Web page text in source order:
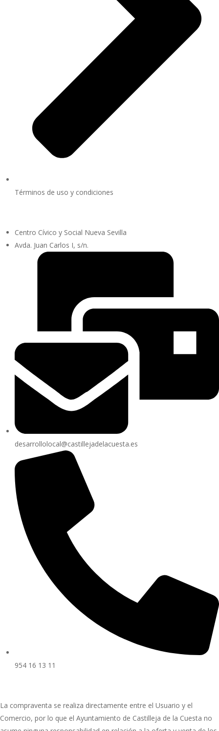
Términos de uso y condiciones
Centro Cívico y Social Nueva Sevilla
Avda. Juan Carlos I, s/n.
desarrollolocal@castillejadelacuesta.es
954 16 13 11
La compraventa se realiza directamente entre el Usuario y el
Comercio, por lo que el Ayuntamiento de Castilleja de la Cuesta no